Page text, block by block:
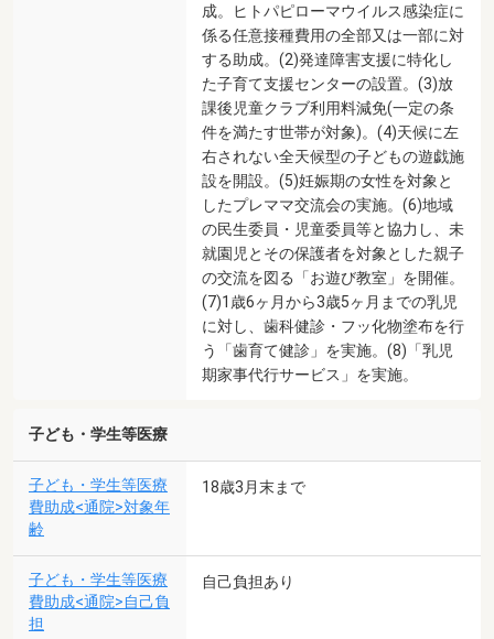
成。ヒトパピローマウイルス感染症に
係る任意接種費用の全部又は一部に対
する助成。(2)発達障害支援に特化し
た子育て支援センターの設置。(3)放
課後児童クラブ利用料減免(一定の条
件を満たす世帯が対象)。(4)天候に左
右されない全天候型の子どもの遊戯施
設を開設。(5)妊娠期の女性を対象と
したプレママ交流会の実施。(6)地域
の民生委員・児童委員等と協力し、未
就園児とその保護者を対象とした親子
の交流を図る「お遊び教室」を開催。
(7)1歳6ヶ月から3歳5ヶ月までの乳児
に対し、歯科健診・フッ化物塗布を行
う「歯育て健診」を実施。(8)「乳児
期家事代行サービス」を実施。
子ども・学生等医療
子ども・学生等医療
費助成<通院>対象年
齢
18歳3月末まで
子ども・学生等医療
費助成<通院>自己負
担
自己負担あり